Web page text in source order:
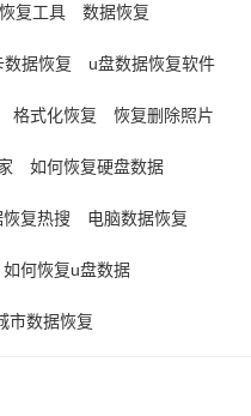
复工具 数据恢复
数据恢复 u盘数据恢复软件
格式化恢复 恢复删除照片
如何恢复硬盘数据
复热搜 电脑数据恢复
如何恢复u盘数据
市数据恢复